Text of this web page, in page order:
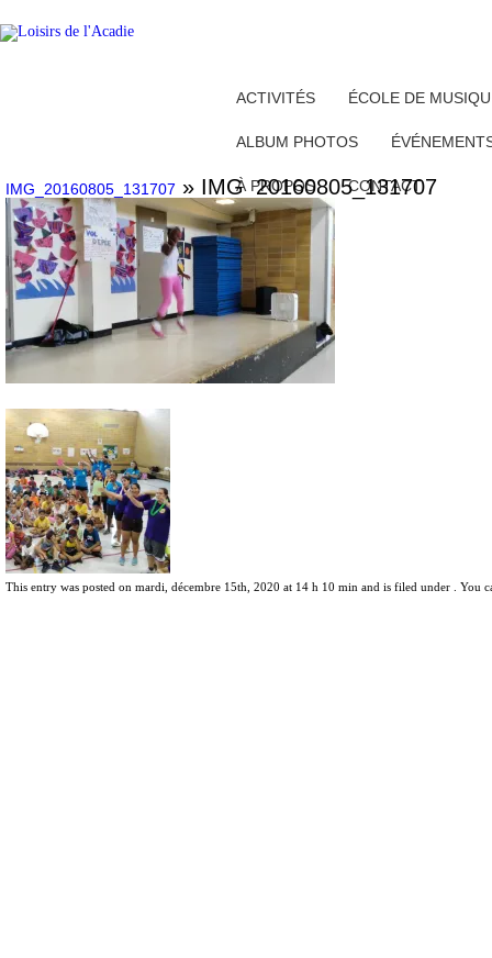
ACTIVITÉS ÉCOLE DE
ALBUM PHOTOS
À PROPOS CONTACT
IMG_20160805_131707 » IMG_20160805_131707
This entry was posted on mardi, décembre 15th, 2020 at 14 h 10 min and is filed under . You